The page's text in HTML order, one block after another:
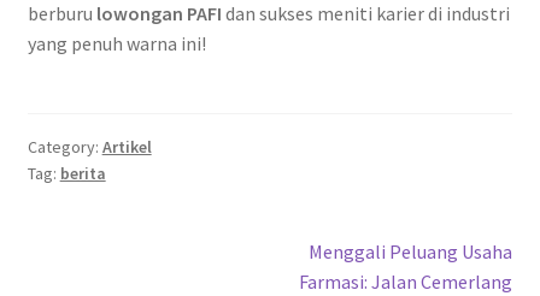
berburu lowongan PAFI dan sukses meniti karier di industri
yang penuh warna ini!
Category: Artikel
Tag: berita
Next
post:
Menggali Peluang Usaha
Farmasi: Jalan Cemerlang